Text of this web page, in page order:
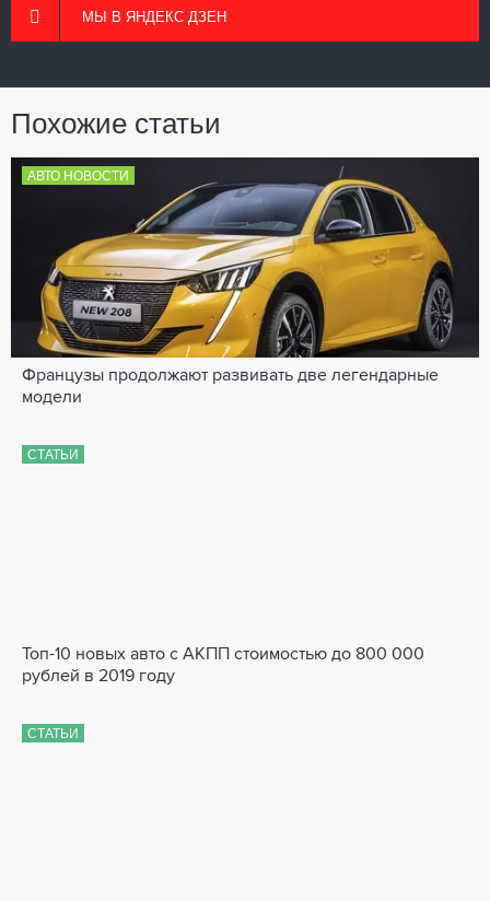
МЫ В ЯНДЕКС ДЗЕН
Похожие статьи
АВТО НОВОСТИ
Французы продолжают развивать две легендарные
модели
СТАТЬИ
Топ-10 новых авто с АКПП стоимостью до 800 000
рублей в 2019 году
СТАТЬИ